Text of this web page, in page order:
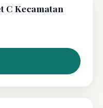
C Kecamatan